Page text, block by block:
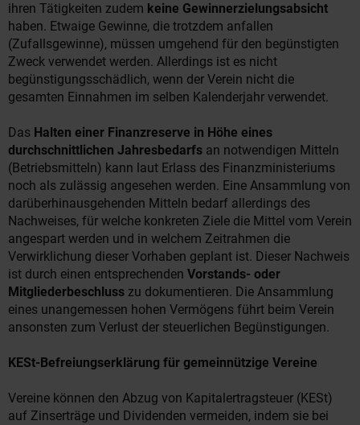
ihren Tätigkeiten zudem keine Gewinnerzielungsabsicht
haben. Etwaige Gewinne, die trotzdem anfallen
(Zufallsgewinne), müssen umgehend für den begünstigten
Zweck verwendet werden. Allerdings ist es nicht
begünstigungsschädlich, wenn der Verein nicht die
gesamten Einnahmen im selben Kalenderjahr verwendet.
Das Halten einer Finanzreserve in Höhe eines
durchschnittlichen Jahresbedarfs an notwendigen Mitteln
(Betriebsmitteln) kann laut Erlass des Finanzministeriums
noch als zulässig angesehen werden. Eine Ansammlung von
darüberhinausgehenden Mitteln bedarf allerdings des
Nachweises, für welche konkreten Ziele die Mittel vom Verein
angespart werden und in welchem Zeitrahmen die
Verwirklichung dieser Vorhaben geplant ist. Dieser Nachweis
ist durch einen entsprechenden Vorstands- oder
Mitgliederbeschluss zu dokumentieren. Die Ansammlung
eines unangemessen hohen Vermögens führt beim Verein
ansonsten zum Verlust der steuerlichen Begünstigungen.
KESt-Befreiungserklärung für gemeinnützige Vereine
Vereine können den Abzug von Kapitalertragsteuer (KESt)
auf Zinserträge und Dividenden vermeiden, indem sie bei